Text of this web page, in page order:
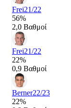
Frei21/22
56%
2,0 Βαθμοί
Frei21/22
22%
0,9 Βαθμοί
Berner22/23
22%